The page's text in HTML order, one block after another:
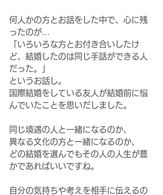
何人かの方とお話をした中で、心に残
ったのが…
「いろいろな方とお付き合いしたけ
ど、結婚したのは同じ手話ができる人
だった。」
というお話し。
国際結婚をしている友人が結婚前に悩
んでいたことを思いだしました。
同じ境遇の人と一緒になるのか、
異なる文化の方と一緒になるのか、
どの結婚を選んでもその人の人生が豊
かであればいいですね。
自分の気持ちや考えを相手に伝えるの